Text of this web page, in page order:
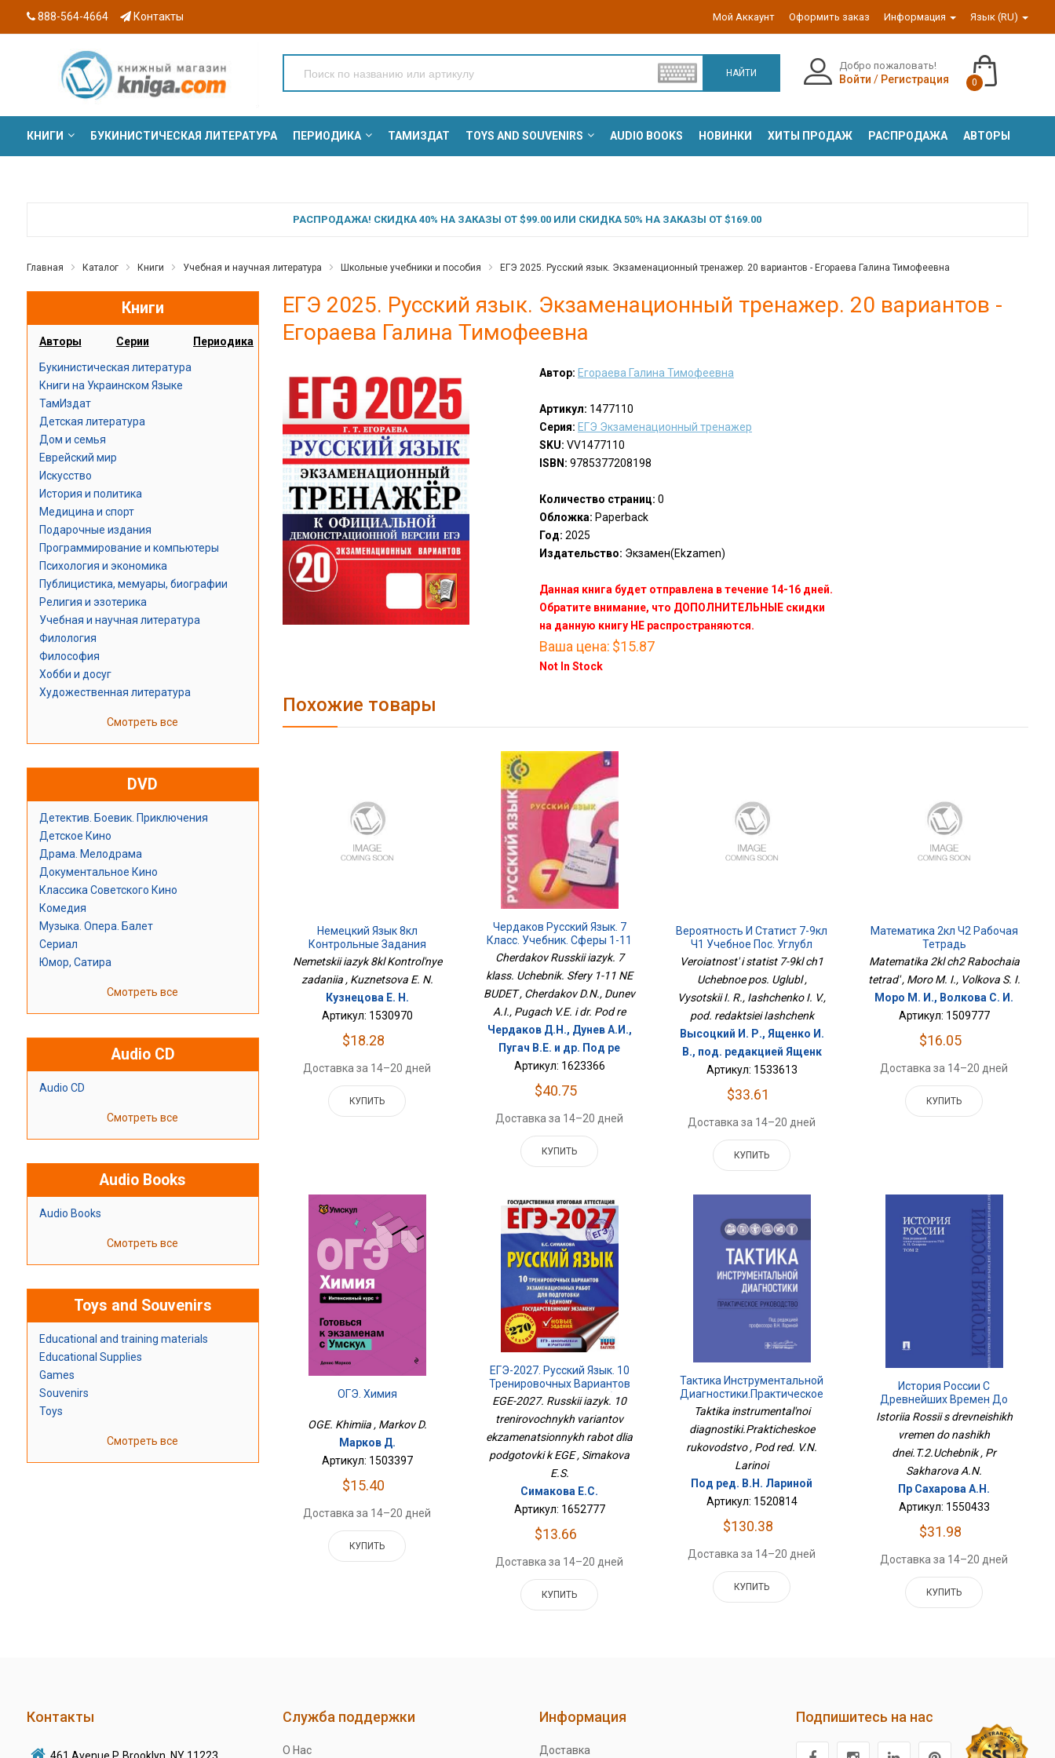
888-564-4664 Контакты Мой Аккаунт Оформить заказ Информация Язык (RU)
НАЙТИ
Добро пожаловать!
Войти / Регистрация 0
КНИГИ БУКИНИСТИЧЕСКАЯ ЛИТЕРАТУРА ПЕРИОДИКА ТАМИЗДАТ TOYS AND SOUVENIRS AUDIO BOOKS НОВИНКИ ХИТЫ ПРОДАЖ РАСПРОДАЖА АВТОРЫ
РАСПРОДАЖА! СКИДКА 40% НА ЗАКАЗЫ ОТ $99.00 ИЛИ СКИДКА 50% НА ЗАКАЗЫ ОТ $169.00
Главная Каталог Книги Учебная и научная литература Школьные учебники и пособия ЕГЭ 2025. Русский язык. Экзаменационный тренажер. 20 вариантов - Егораева Галина Тимофеевна
Книги
Авторы Серии Периодика
Букинистическая литература
Книги на Украинском Языке
ТамИздат
Детская литература
Дом и семья
Еврейский мир
Искусство
История и политика
Медицина и спорт
Подарочные издания
Программирование и компьютеры
Психология и экономика
Публицистика, мемуары, биографии
Религия и эзотерика
Учебная и научная литература
Филология
Философия
Хобби и досуг
Художественная литература
Смотреть все
DVD
Детектив. Боевик. Приключения
Детское Кино
Драма. Мелодрама
Документальное Кино
Классика Советского Кино
Комедия
Музыка. Опера. Балет
Сериал
Юмор, Сатира
Смотреть все
Audio CD
Audio CD
Смотреть все
Audio Books
Audio Books
Смотреть все
Toys and Souvenirs
Educational and training materials
Educational Supplies
Games
Souvenirs
Toys
Смотреть все
ЕГЭ 2025. Русский язык. Экзаменационный тренажер. 20 вариантов -
Егораева Галина Тимофеевна
Автор: Егораева Галина Тимофеевна
Артикул: 1477110
Серия: ЕГЭ Экзаменационный тренажер
SKU: VV1477110
ISBN: 9785377208198
Количество страниц: 0
Обложка: Paperback
Год: 2025
Издательство: Экзамен(Ekzamen)
Данная книга будет отправлена в течение 14-16 дней.
Обратите внимание, что ДОПОЛНИТЕЛЬНЫЕ скидки
на данную книгу НЕ распространяются.
Ваша цена: $15.87
Not In Stock
Похожие товары
Немецкий Язык 8кл
Контрольные Задания
Nemetskii iazyk 8kl Kontrol'nye
zadaniia , Kuznetsova E. N.
Кузнецова Е. Н.
Артикул: 1530970
$18.28
Доставка за 14–20 дней
КУПИТЬ
Чердаков Русский Язык. 7
Класс. Учебник. Сферы 1-11
НЕ БУДЕТ
Cherdakov Russkii iazyk. 7
klass. Uchebnik. Sfery 1-11 NE
BUDET , Cherdakov D.N., Dunev
A.I., Pugach V.E. i dr. Pod re
Чердаков Д.Н., Дунев А.И.,
Пугач В.Е. и др. Под ре
Артикул: 1623366
$40.75
Доставка за 14–20 дней
КУПИТЬ
Вероятность И Статист 7-9кл
Ч1 Учебное Пос. Углубл
Veroiatnost' i statist 7-9kl ch1
Uchebnoe pos. Uglubl ,
Vysotskii I. R., Iashchenko I. V.,
pod. redaktsiei Iashchenk
Высоцкий И. Р., Ященко И.
В., под. редакцией Ященк
Артикул: 1533613
$33.61
Доставка за 14–20 дней
КУПИТЬ
Математика 2кл Ч2 Рабочая
Тетрадь
Matematika 2kl ch2 Rabochaia
tetrad' , Moro M. I., Volkova S. I.
Моро М. И., Волкова С. И.
Артикул: 1509777
$16.05
Доставка за 14–20 дней
КУПИТЬ
ОГЭ. Химия
OGE. Khimiia , Markov D.
Марков Д.
Артикул: 1503397
$15.40
Доставка за 14–20 дней
КУПИТЬ
ЕГЭ-2027. Русский Язык. 10
Тренировочных Вариантов
Экзаменационных Работ
Для Подготовки К ЕГЭ
EGE-2027. Russkii iazyk. 10
trenirovochnykh variantov
ekzamenatsionnykh rabot dlia
podgotovki k EGE , Simakova
E.S.
Симакова Е.С.
Артикул: 1652777
$13.66
Доставка за 14–20 дней
КУПИТЬ
Тактика Инструментальной
Диагностики.Практическое
Руководство
Taktika instrumental'noi
diagnostiki.Prakticheskoe
rukovodstvo , Pod red. V.N.
Larinoi
Под ред. В.Н. Лариной
Артикул: 1520814
$130.38
Доставка за 14–20 дней
КУПИТЬ
История России С
Древнейших Времен До
Наших Дней.Т.2.Учебник
Istoriia Rossii s drevneishikh
vremen do nashikh
dnei.T.2.Uchebnik , Pr
Sakharova A.N.
Пр Сахарова А.Н.
Артикул: 1550433
$31.98
Доставка за 14–20 дней
КУПИТЬ
Контакты Служба поддержки
О Нас
Информация
Доставка
Подпишитесь на нас